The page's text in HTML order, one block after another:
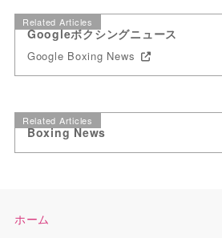
Related Articles
Googleボクシングニュース
Google Boxing News
Related Articles
Boxing News
ホーム